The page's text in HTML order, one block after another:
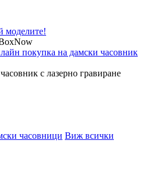
моделите!
покупка на дамски часовник
с лазерно гравиране
часовници Виж всички